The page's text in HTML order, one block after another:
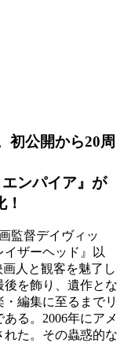
初公開から20周
ンパイア』が
監督デイヴィッ
イザーヘッド』以
人と観客を魅了し
を飾り、遺作とな
編集に至るまでリ
る。2006年にアメ
れた。その蟲惑的な